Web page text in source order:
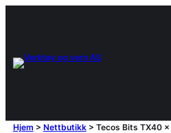
Hjem > Nettbutikk> Tecos Bits TX40